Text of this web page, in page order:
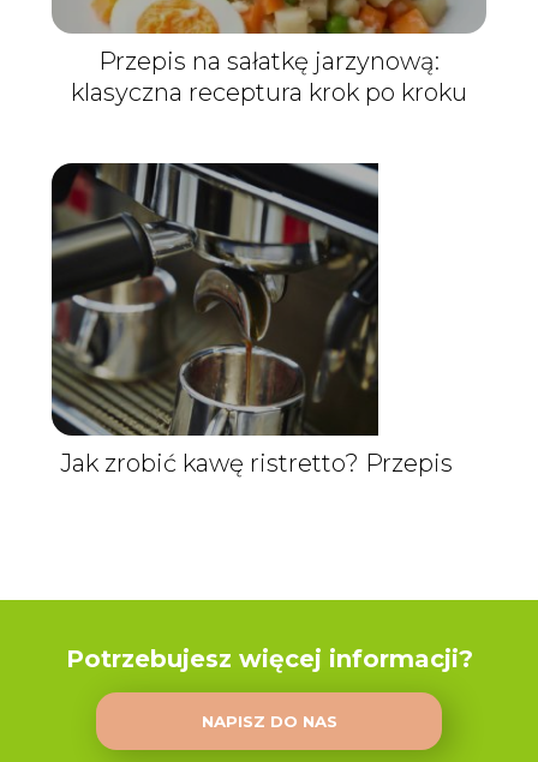
Przepis na sałatkę jarzynową:
klasyczna receptura krok po kroku
Jak zrobić kawę ristretto? Przepis
Potrzebujesz więcej informacji?
NAPISZ DO NAS